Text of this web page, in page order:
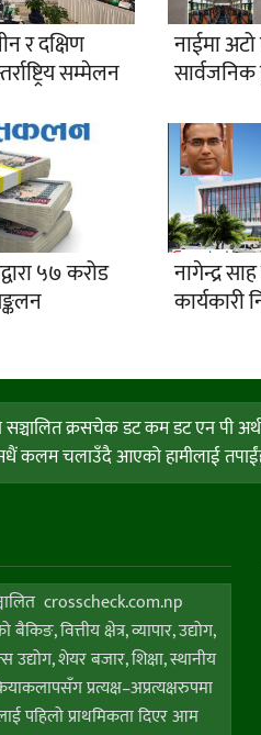
र दक्षिण
सम्मेलन
नाईमा
५७ करोड नागेन्द्र
कार्यकारी
सञ्चालित क्रसचेक डट कम डट एन पी
कलम चलाउँदै आएको हामीलाई
crosscheck.com.np
वित्तीय क्षेत्र, व्यापार, उद्योग,
उद्योग, शेयर बजार, शिक्षा, स्थानीय
प्रत्यक्ष–अप्रत्यक्षरुपमा
पहिलो प्राथमिकता दिएर आम